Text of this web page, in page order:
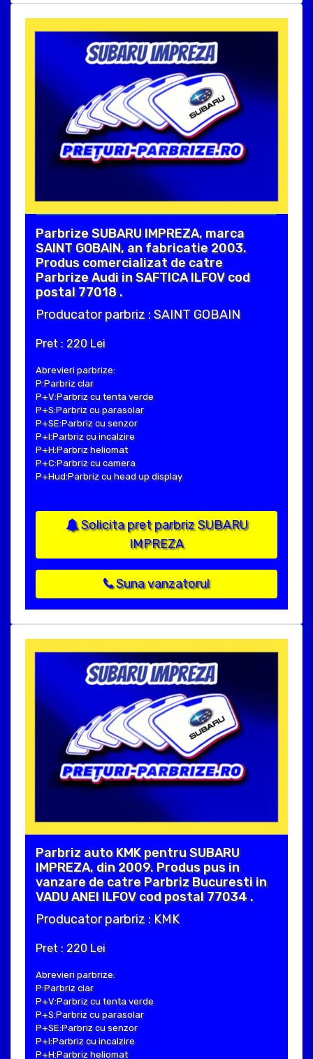
Parbrize SUBARU IMPREZA, marca
SAINT GOBAIN, an fabricatie 2003.
Produs comercializat de catre
Parbrize Audi in SAFTICA ILFOV cod
postal 77018 .
Producator parbriz : SAINT GOBAIN
Pret : 220 Lei
Abrevieri parbrize:
P:Parbriz clar
P+V:Parbriz cu tenta verde
P+S:Parbriz cu parasolar
P+SE:Parbriz cu senzor
P+I:Parbriz cu incalzire
P+H:Parbriz heliomat
P+C:Parbriz cu camera
P+Hud:Parbriz cu head up display
Solicita pret parbriz SUBARU
IMPREZA
Suna vanzatorul
Parbriz auto KMK pentru SUBARU
IMPREZA, din 2009. Produs pus in
vanzare de catre Parbriz Bucuresti in
VADU ANEI ILFOV cod postal 77034 .
Producator parbriz : KMK
Pret : 220 Lei
Abrevieri parbrize:
P:Parbriz clar
P+V:Parbriz cu tenta verde
P+S:Parbriz cu parasolar
P+SE:Parbriz cu senzor
P+I:Parbriz cu incalzire
P+H:Parbriz heliomat